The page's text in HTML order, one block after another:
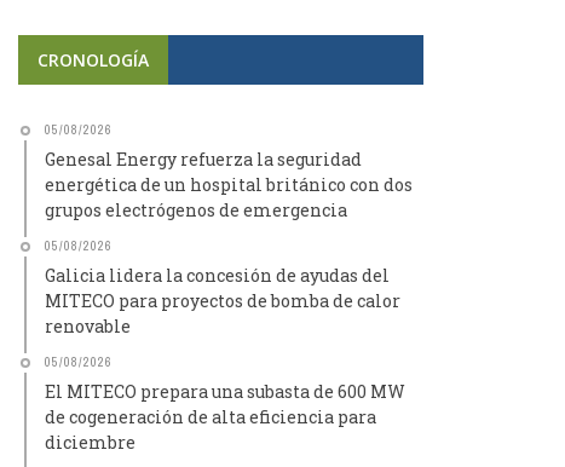
CRONOLOGÍA
05/08/2026
Genesal Energy refuerza la seguridad
energética de un hospital británico con dos
grupos electrógenos de emergencia
05/08/2026
Galicia lidera la concesión de ayudas del
MITECO para proyectos de bomba de calor
renovable
05/08/2026
El MITECO prepara una subasta de 600 MW
de cogeneración de alta eficiencia para
diciembre